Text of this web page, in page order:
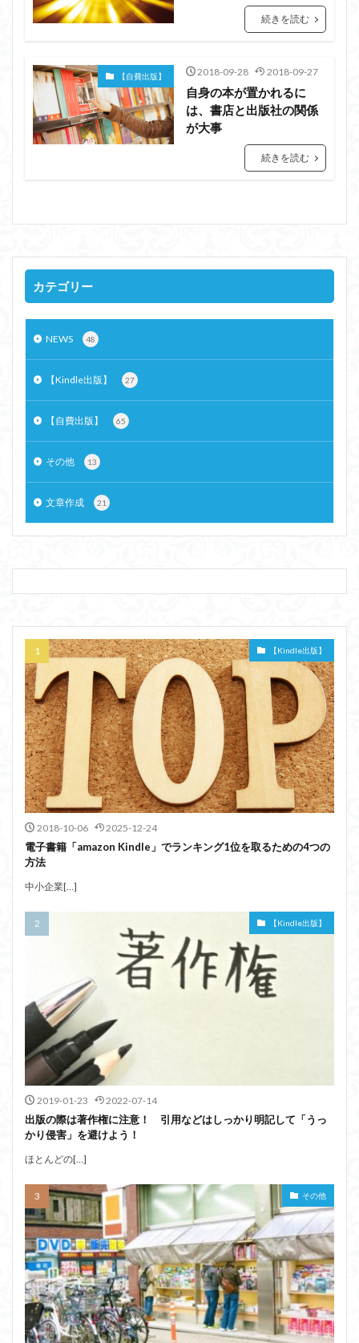
続きを読む
【自費出版】 2018-09-28 2018-09-27
自身の本が置かれるに
は、書店と出版社の関係
が大事
続きを読む
カテゴリー
NEWS 48
【Kindle出版】 27
【自費出版】 65
その他 13
文章作成 21
【Kindle出版】
2018-10-06 2025-12-24
電子書籍「amazon Kindle」でランキング1位を取るための4つの
方法
中小企業[…]
【Kindle出版】
2019-01-23 2022-07-14
出版の際は著作権に注意！ 引用などはしっかり明記して「うっ
かり侵害」を避けよう！
ほとんどの[…]
その他